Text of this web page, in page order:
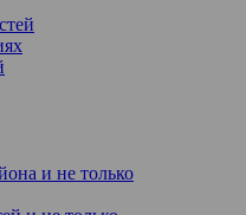
и не только